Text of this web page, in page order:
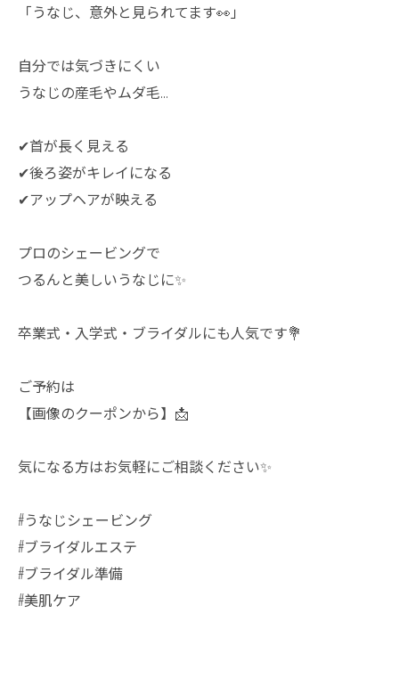
「うなじ、意外と見られてます👀」
自分では気づきにくい
うなじの産毛やムダ毛…
✔首が長く見える
✔後ろ姿がキレイになる
✔アップヘアが映える
プロのシェービングで
つるんと美しいうなじに✨
卒業式・入学式・ブライダルにも人気です💐
ご予約は
【画像のクーポンから】📩
気になる方はお気軽にご相談ください✨
#うなじシェービング
#ブライダルエステ
#ブライダル準備
#美肌ケア